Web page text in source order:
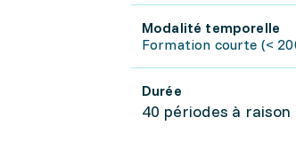
Modalité temporelle
Formation courte (<
Durée
40 périodes à